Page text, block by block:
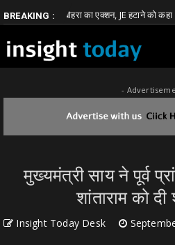
BREAKING :
भावना बोहरा का एक्शन, JE हटाने को कहा
-
मुख्यमंत्री साय ने पूर्व
शांताराम को दी
Insight Today Desk